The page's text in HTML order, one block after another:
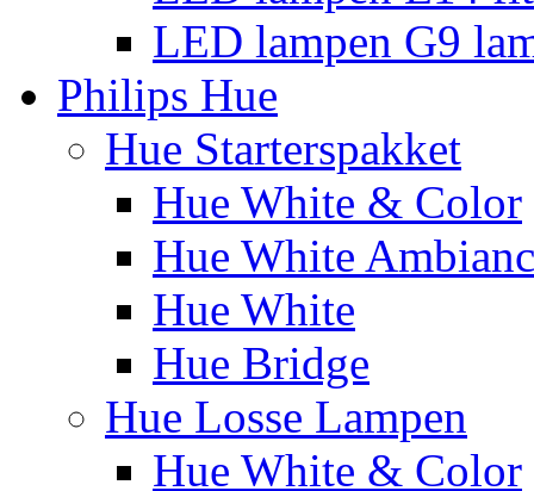
LED lampen G9
Philips Hue
Hue Starterspakket
Hue White & Color
Hue White
Hue White
Hue Bridge
Hue Losse Lampen
Hue White & Color